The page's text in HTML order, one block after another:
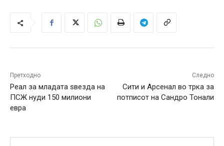
Претходно
Реал за младата ѕвезда на
ПСЖ нуди 150 милиони
евра
Следно
Сити и Арсенал во трка за
потписот на Сандро Тонали